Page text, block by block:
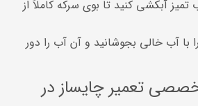
تمیز آبکشی کنید تا بوی سرکه کاملاً از
با آب خالی بجوشانید و آن آب را دور
تعمیر چایساز در